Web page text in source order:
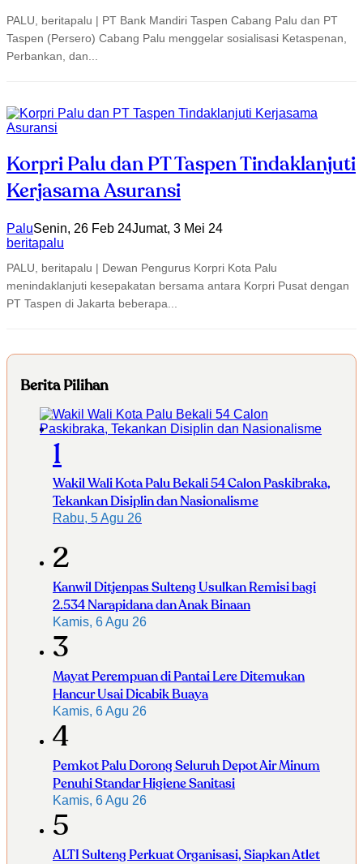
PALU, beritapalu | PT Bank Mandiri Taspen Cabang Palu dan PT
Taspen (Persero) Cabang Palu menggelar sosialisasi Ketaspenan,
Perbankan, dan...
Korpri Palu dan PT Taspen Tindaklanjuti
Kerjasama Asuransi
PaluSenin, 26 Feb 24Jumat, 3 Mei 24
beritapalu
PALU, beritapalu | Dewan Pengurus Korpri Kota Palu
menindaklanjuti kesepakatan bersama antara Korpri Pusat dengan
PT Taspen di Jakarta beberapa...
Berita Pilihan
1
Wakil Wali Kota Palu Bekali 54 Calon Paskibraka,
Tekankan Disiplin dan Nasionalisme
Rabu, 5 Agu 26
2
Kanwil Ditjenpas Sulteng Usulkan Remisi bagi
2.534 Narapidana dan Anak Binaan
Kamis, 6 Agu 26
3
Mayat Perempuan di Pantai Lere Ditemukan
Hancur Usai Dicabik Buaya
Kamis, 6 Agu 26
4
Pemkot Palu Dorong Seluruh Depot Air Minum
Penuhi Standar Higiene Sanitasi
Kamis, 6 Agu 26
5
ALTI Sulteng Perkuat Organisasi, Siapkan Atlet